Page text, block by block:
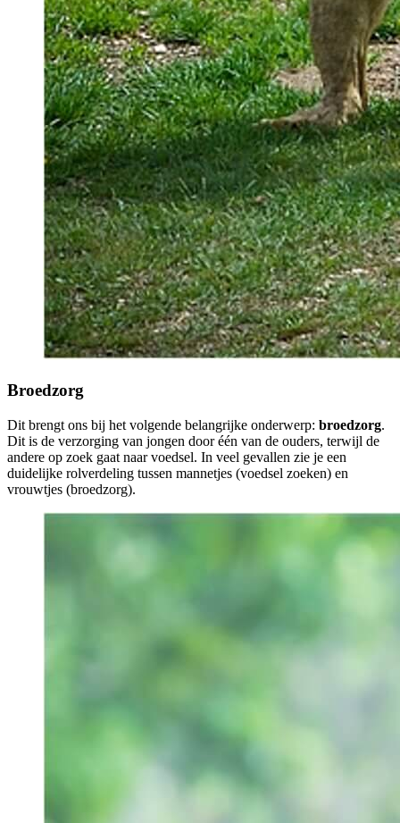
Broedzorg
Dit brengt ons bij het volgende belangrijke onderwerp: broedzorg.
Dit is de verzorging van jongen door één van de ouders, terwijl de
andere op zoek gaat naar voedsel. In veel gevallen zie je een
duidelijke rolverdeling tussen mannetjes (voedsel zoeken) en
vrouwtjes (broedzorg).